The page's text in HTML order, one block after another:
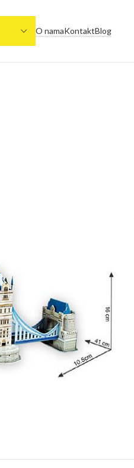
O namaKontaktBlog